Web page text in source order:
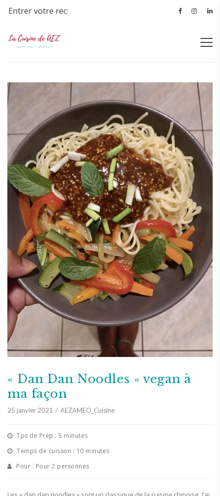
« Dan Dan Noodles » vegan à
ma façon
25 janvier 2021 AEZAMEO_Cuisine
Tps de Prép.: 5 minutes
Temps de cuisson : 10 minutes
Pour : Pour 2 personnes